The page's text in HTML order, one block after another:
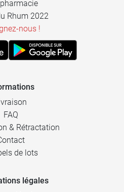
Rhum 2022
nous !
FAQ
& Rétractation
de lots
légales